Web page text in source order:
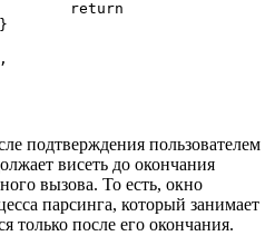
подтверждения пользователем
висеть до окончания
вызова. То есть, окно
парсинга, который занимает
только после его окончания.